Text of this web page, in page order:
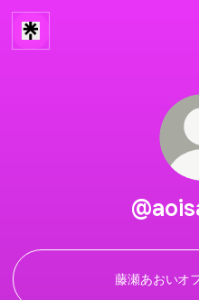
藤瀬あおいオ